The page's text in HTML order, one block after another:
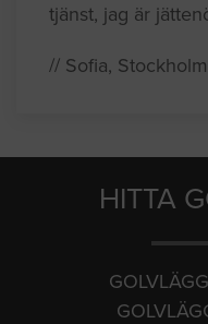
tjänst, jag är
// Sofia, Stockholm
HITTA